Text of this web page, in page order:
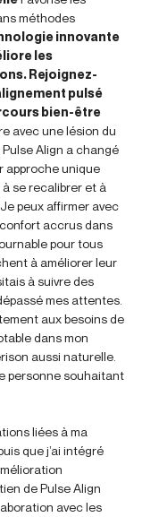
méthodes
innovante
les
Rejoignez-
pulsé
bien-être
avec une lésion du
Align a changé
approche unique
se recalibrer et à
peux affirmer avec
accrus dans
pour tous
à améliorer leur
à suivre des
mes attentes.
aux besoins de
dans mon
aussi naturelle.
personne souhaitant
liées à ma
que j’ai intégré
de Pulse Align
avec les